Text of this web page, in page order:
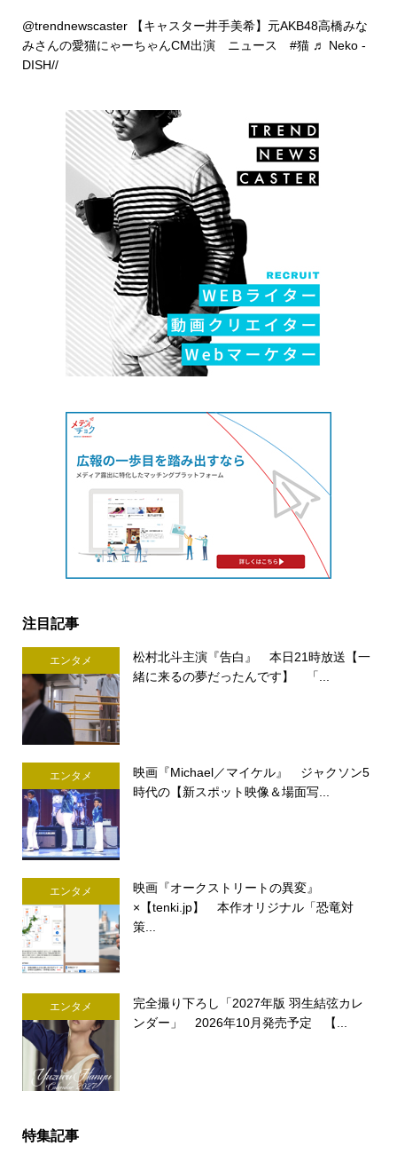
@trendnewscaster【キャスター井手美希】元AKB48高橋みな
みさんの愛猫にゃーちゃんCM出演 ニュース #猫 ♬ Neko -
DISH//
注目記事
エンタメ
松村北斗主演『告白』 本日21時放送【一
緒に来るの夢だったんです】 「...
エンタメ
映画『Michael／マイケル』 ジャクソン5
時代の【新スポット映像＆場面写...
エンタメ
映画『オークストリートの異変』
×【tenki.jp】 本作オリジナル「恐竜対
策...
エンタメ
完全撮り下ろし「2027年版 羽生結弦カレ
ンダー」 2026年10月発売予定 【...
特集記事